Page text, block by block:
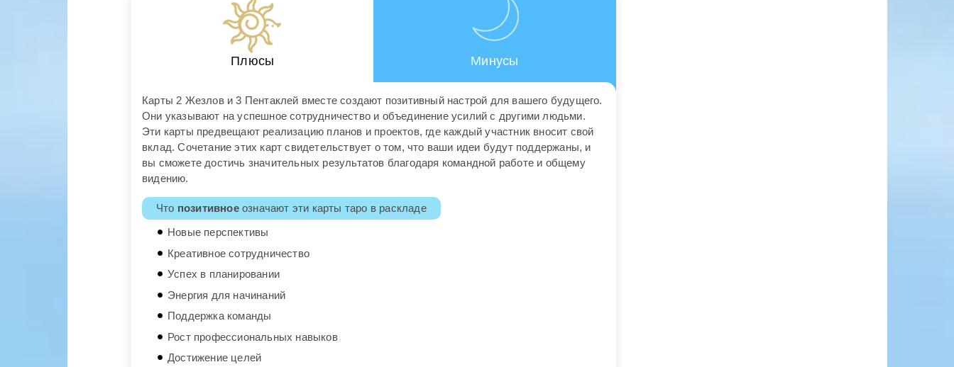
Плюсы Минусы
Карты 2 Жезлов и 3 Пентаклей вместе создают позитивный настрой для вашего будущего.
Они указывают на успешное сотрудничество и объединение усилий с другими людьми.
Эти карты предвещают реализацию планов и проектов, где каждый участник вносит свой
вклад. Сочетание этих карт свидетельствует о том, что ваши идеи будут поддержаны, и
вы сможете достичь значительных результатов благодаря командной работе и общему
видению.
Что позитивноеозначают эти карты таро в раскладе
Новые перспективы
Креативное сотрудничество
Успех в планировании
Энергия для начинаний
Поддержка команды
Рост профессиональных навыков
Достижение целей